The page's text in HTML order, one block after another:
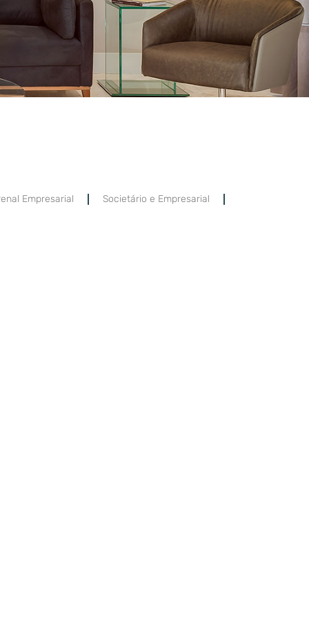
Empresarial Societário e Empresarial